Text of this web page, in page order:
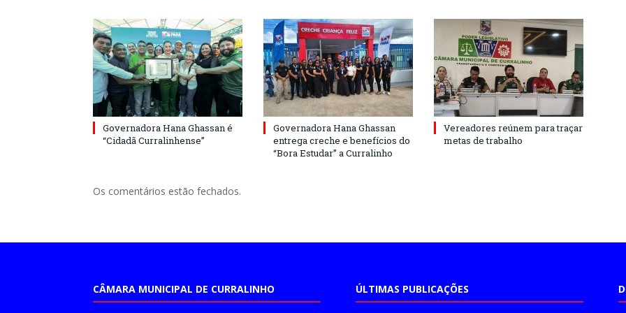
Governadora Hana Ghassan é
“Cidadã Curralinhense”
Governadora Hana Ghassan
entrega creche e benefícios do
“Bora Estudar” a Curralinho
Vereadores reúnem para traçar
metas de trabalho
Os comentários estão fechados.
CÂMARA MUNICIPAL DE CURRALINHO ÚLTIMAS PUBLICAÇÕES